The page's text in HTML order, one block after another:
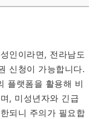
인이라면, 전라남도
신청이 가능합니다.
플랫폼을 활용해 비
, 미성년자와 긴급
되니 주의가 필요합